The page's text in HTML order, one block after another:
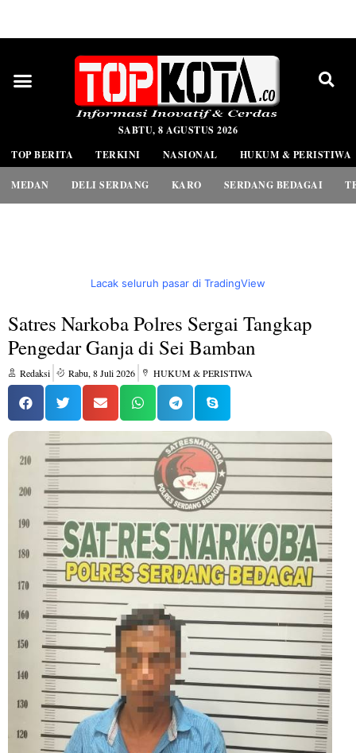
SABTU, 8 AGUSTUS 2026
TOP BERITA
TERKINI NASIONAL HUKUM & PERISTIWA
MEDAN DELI SERDANG KARO SERDANG BEDAGAI
Lacak seluruh pasar di TradingView
Satres Narkoba Polres Sergai Tangkap
Pengedar Ganja di Sei Bamban
Redaksi Rabu, 8 Juli 2026 HUKUM & PERISTIWA